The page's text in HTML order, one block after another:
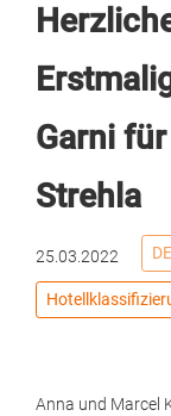
Garni
Strehla
25.03.2022
Anna und Marcel